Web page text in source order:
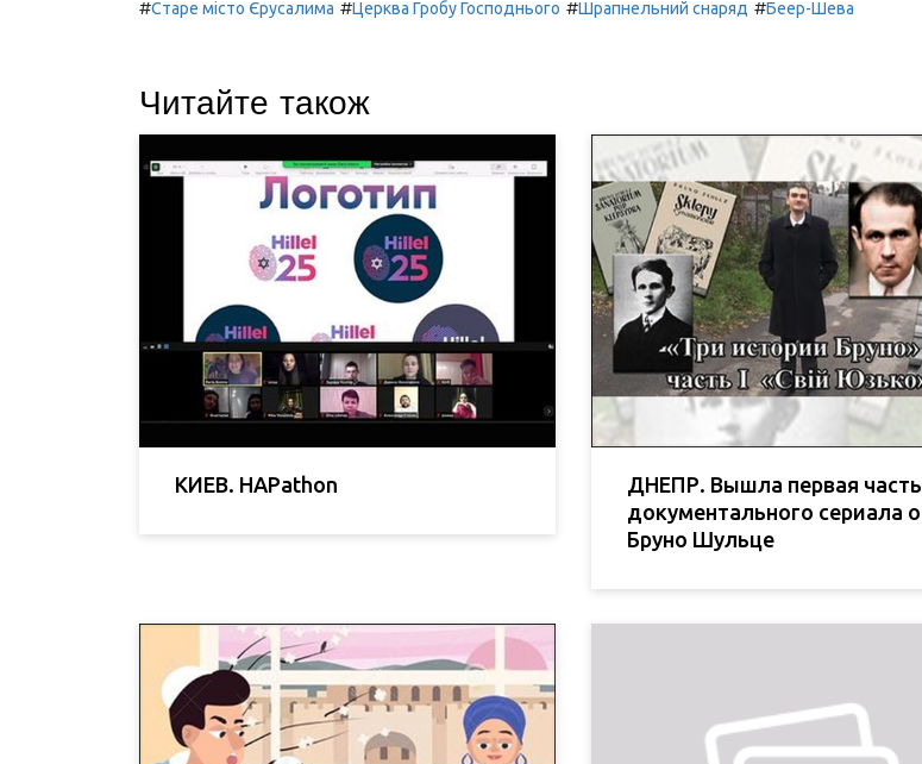
#Старе місто Єрусалима #Церква Гробу Господнього #Шрапнельний снаряд #Беер-Шева
Читайте також
КИЕВ. HAPathon
ДНЕПР. Вышла первая часть
документального сериала о
Бруно Шульце